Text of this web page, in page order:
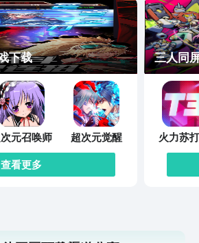
全】 1、采用阿里云服
，享受企业级云服务。 2、多点部
数据更安全，即使在海外也能快速使
您使用百草仓库
，我们每一次进步，都离不开您的关
持。 若您喜欢百草仓库管理，请
一点时间给我们评论，或者使用中有任
问题和意见均可通过以下方式反馈：
客服：169116394 微信公众号：百
：talk@baicaosoft.com
热线：4006-909-161 官方网站：
www.baicaosoft.com
下载
元召唤师
超次元觉醒
查看更多
三人同
火力苏